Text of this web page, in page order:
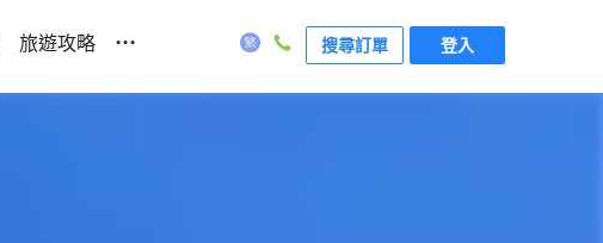
旅遊攻略 ... 搜尋訂單 登入